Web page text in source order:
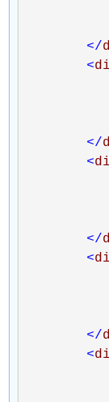
</
<
</
<
</
<
</
<